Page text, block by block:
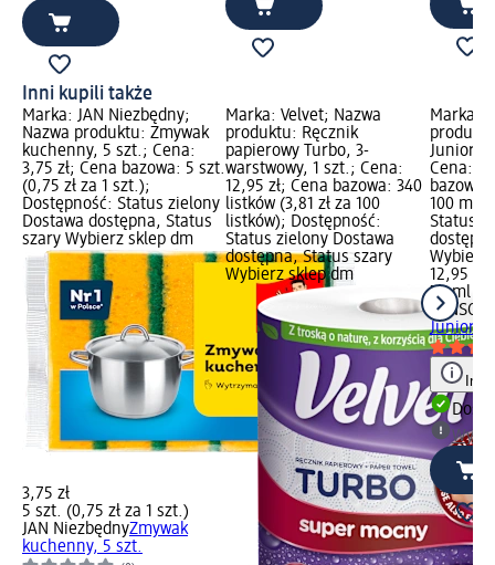
Inni kupili także
Marka: JAN Niezbędny;
Nazwa produktu: Zmywak
kuchenny, 5 szt.; Cena:
3,75 zł; Cena bazowa: 5 szt.
(0,75 zł za 1 szt.);
Dostępność: Status zielony
Dostawa dostępna, Status
szary Wybierz sklep dm
3,75 zł
5 szt. (0,75 zł za 1 szt.)
JAN NiezbędnyZmywak
kuchenny, 5 szt.
Marka: Velvet; Nazwa
produktu: Ręcznik
papierowy Turbo, 3-
warstwowy, 1 szt.; Cena:
12,95 zł; Cena bazowa: 340
listków (3,81 zł za 100
listków); Dostępność:
Status zielony Dostawa
dostępna, Status szary
Wybierz sklep dm
Marka:
Junior
Cena:
bazowa:
100 ml);
Status
Wybierz
12,95 zł
75 ml
Junior